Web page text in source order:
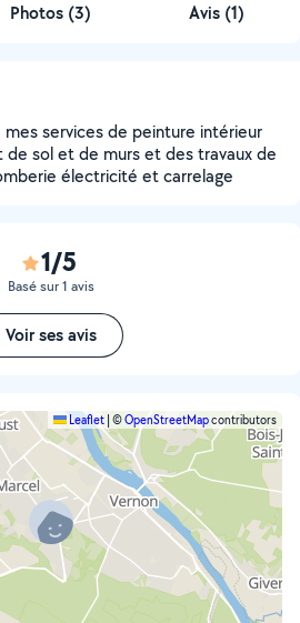
Photos (3) Avis (1)
mes services de peinture intérieur
sol et de murs et des travaux de
électricité et carrelage
1/5
Basé sur 1 avis
Voir ses avis
Leaflet ©OpenStreetMapcontributors